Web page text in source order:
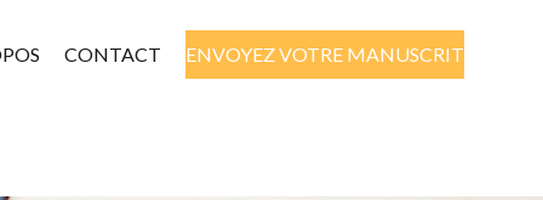
CONTACT ENVOYEZ VOTRE MANUSCRIT